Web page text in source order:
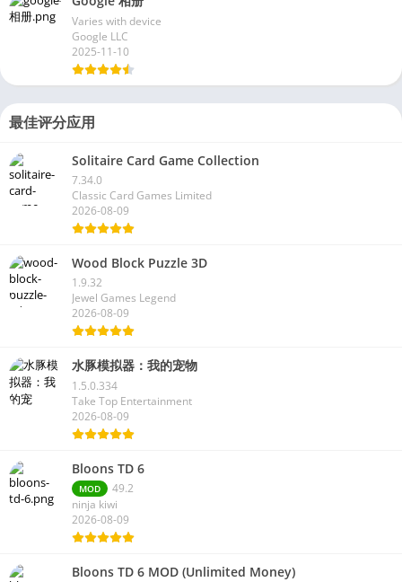
Varies with device
Google LLC
2025-11-10
最佳评分应用
Solitaire Card Game Collection
7.34.0
Classic Card Games Limited
2026-08-09
Wood Block Puzzle 3D
1.9.32
Jewel Games Legend
2026-08-09
水豚模拟器：我的宠物
1.5.0.334
Take Top Entertainment
2026-08-09
Bloons TD 6
MOD
49.2
ninja kiwi
2026-08-09
Bloons TD 6 MOD (Unlimited Money)